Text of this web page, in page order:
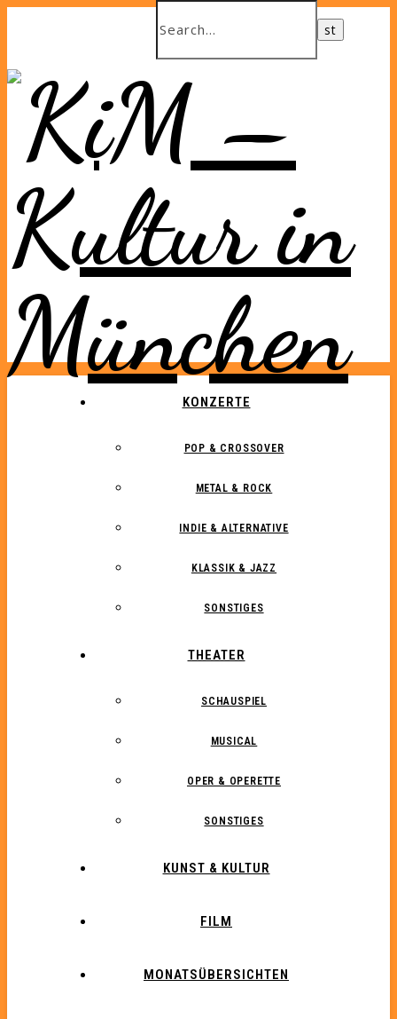
KONZERTE
POP & CROSSOVER
METAL & ROCK
INDIE & ALTERNATIVE
KLASSIK & JAZZ
SONSTIGES
THEATER
SCHAUSPIEL
MUSICAL
OPER & OPERETTE
SONSTIGES
KUNST & KULTUR
FILM
MONATSÜBERSICHTEN